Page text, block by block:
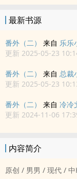
最新书源
番外（二） 来自 乐乐
更新 2025-05-23
番外（二） 来自 总裁
更新 2025-05-23
番外（二） 来自 冷冷
更新 2024-11-06
内容简介
原创 / 男男 / 现代 /